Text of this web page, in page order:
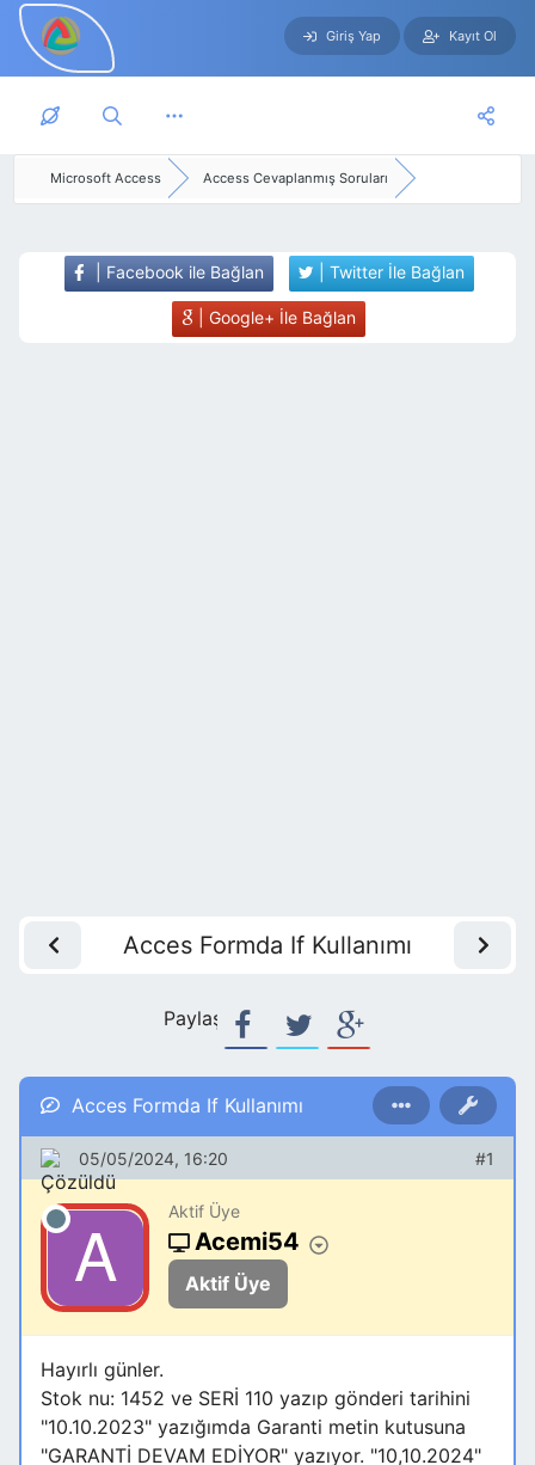
Skip to main content
Giriş Yap Kayıt Ol
Microsoft Access Access Cevaplanmış Soruları
| Facebook ile Bağlan | Twitter İle Bağlan
| Google+ İle Bağlan
Acces Formda If Kullanımı
Paylaş:
Acces Formda If Kullanımı
05/05/2024, 16:20 #1
Aktif Üye
Acemi54
Aktif Üye
Hayırlı günler.
Stok nu: 1452 ve SERİ 110 yazıp gönderi tarihini
"10.10.2023" yazığımda Garanti metin kutusuna
"GARANTİ DEVAM EDİYOR" yazıyor. "10,10.2024"